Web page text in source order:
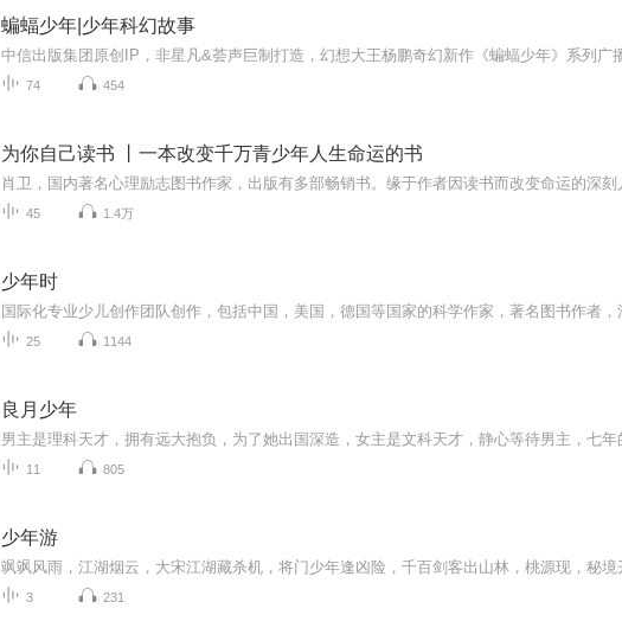
蝙蝠少年|少年科幻故事
74 454
为你自己读书 丨一本改变千万青少年人生命运的书
45 1.4万
少年时
25 1144
良月少年
11 805
少年游
3 231